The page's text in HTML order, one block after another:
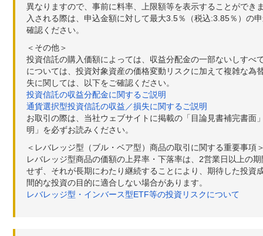
異なりますので、事前に料率、上限額等を表示することがで
入される際は、申込金額に対して最大3.5％（税込:3.85％）の
確認ください。
＜その他＞
投資信託の購入価額によっては、収益分配金の一部ないしす
については、投資対象資産の価格変動リスクに加えて複雑な
失に関しては、以下をご確認ください。
投資信託の収益分配金に関するご説明
通貨選択型投資信託の収益／損失に関するご説明
お取引の際は、当社ウェブサイトに掲載の「目論見書補完書
明」を必ずお読みください。
＜レバレッジ型（ブル・ベア型）商品の取引に関する重要事項
レバレッジ型商品の価額の上昇率・下落率は、2営業日以上の
せず、それが長期にわたり継続することにより、期待した投
間的な投資の目的に適合しない場合があります。
レバレッジ型・インバース型ETF等の投資リスクについて